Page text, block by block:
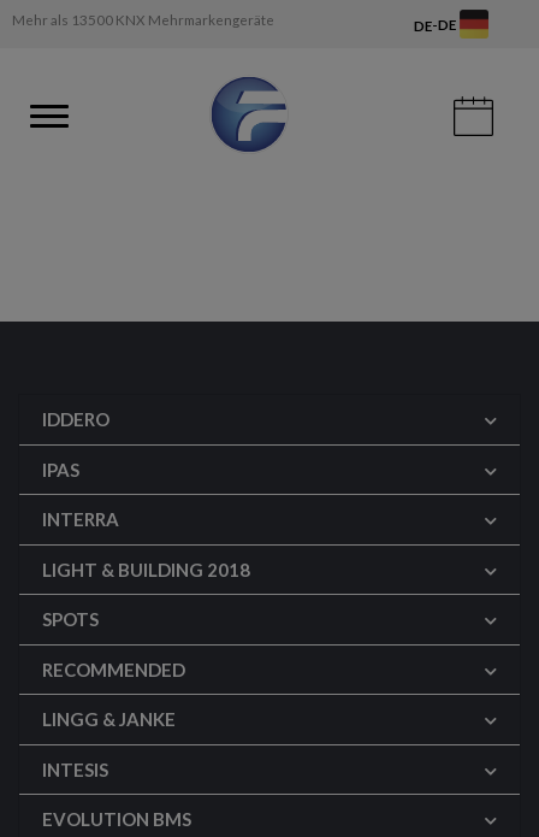
Mehr als 13500 KNX Mehrmarkengeräte DE-DE
IDDERO
IPAS
INTERRA
LIGHT & BUILDING 2018
SPOTS
RECOMMENDED
LINGG & JANKE
INTESIS
EVOLUTION BMS